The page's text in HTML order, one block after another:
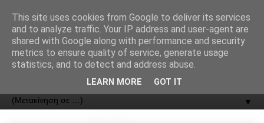
ΟΔΟΣ
▼
This site uses cookies from Google to deliver its services
and to analyze traffic. Your IP address and user-agent are
shared with Google along with performance and security
metrics to ensure quality of service, generate usage
statistics, and to detect and address abuse.
LEARN MORE GOT IT